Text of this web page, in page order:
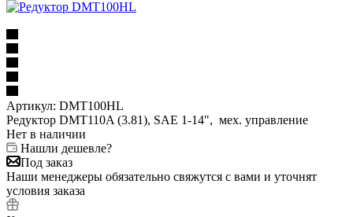
Артикул: DMT100HL
Редуктор DMT110A (3.81), SAE 1-14", мех. управление
Нет в наличии
Нашли дешевле?
Под заказ
Наши менеджеры обязательно свяжутся с вами и уточнят
условия заказа